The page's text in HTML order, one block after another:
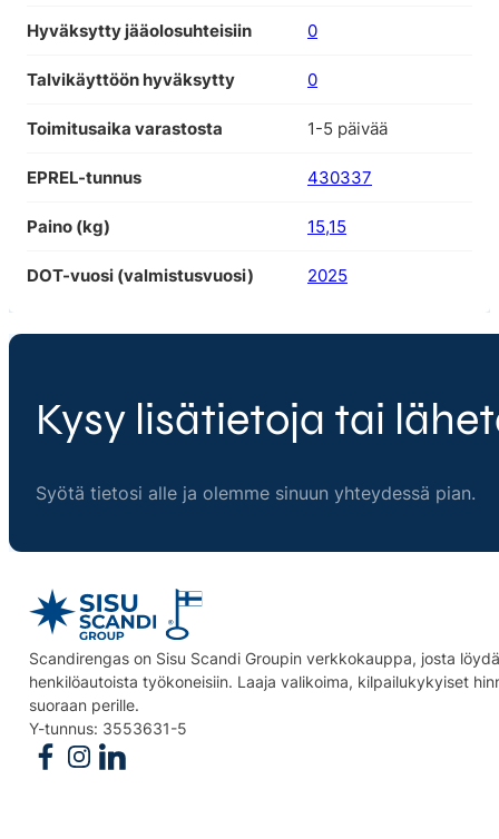
Hyväksytty jääolosuhteisiin 0
Talvikäyttöön hyväksytty 0
Toimitusaika varastosta 1-5 päivää
EPREL-tunnus 430337
Paino (kg) 15,15
DOT-vuosi (valmistusvuosi) 2025
Kysy lisätietoja tai
Syötä tietosi alle ja olemme sinuun yhteydessä pian.
Scandirengas on Sisu Scandi Groupin verkkokauppa, josta
henkilöautoista työkoneisiin. Laaja valikoima, kilpailukykyiset
suoraan perille.
Y-tunnus: 3553631-5
Follow us on Facebook
Follow us on Instagram
Follow us on Linkedin